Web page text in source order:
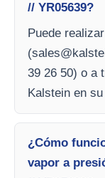
// YR05639?
Puede
(
39 26 50) o a
Kalstein en
¿Cómo
vapor a